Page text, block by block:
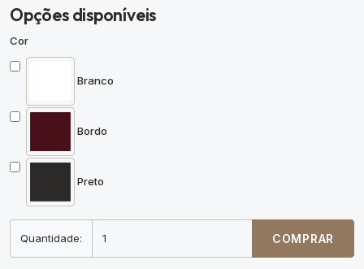
Opções disponíveis
Cor
Branco
Bordo
Preto
Quantidade: COMPRAR